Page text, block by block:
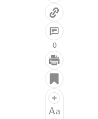
Điện ảnh
Âm nhạc
0